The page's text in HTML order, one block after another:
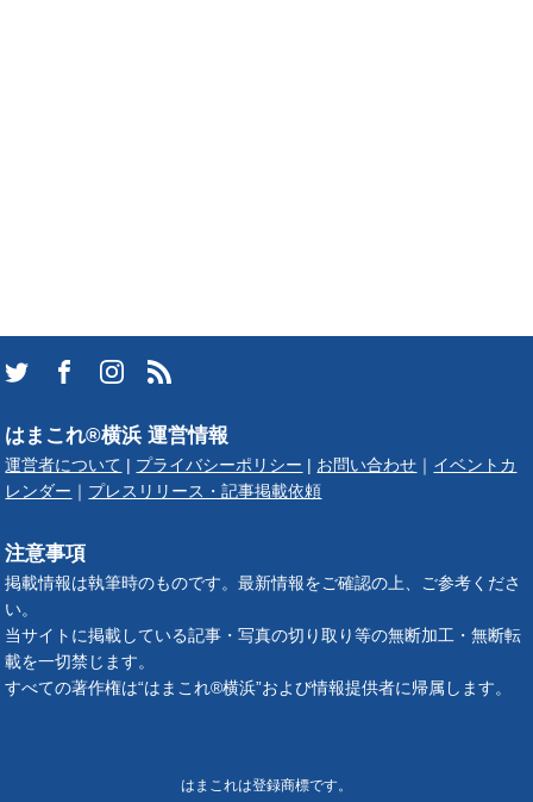
はまこれ®横浜 運営情報
運営者について プライバシーポリシー お問い合わせ
イベントカ
レンダー
プレスリリース・記事掲載依頼
注意事項
掲載情報は執筆時のものです。最新情報をご確認の上、ご参考くださ
い。
当サイトに掲載している記事・写真の切り取り等の無断加工・無断転
載を一切禁じます。
すべての著作権は“はまこれ®横浜”および情報提供者に帰属します。
はまこれは登録商標です。